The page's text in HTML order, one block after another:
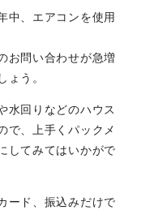
中、エアコンを使用
お問い合わせが急増
ょう。
水回りなどのハウス
で、上手くパックメ
してみてはいかがで
ード、振込みだけで